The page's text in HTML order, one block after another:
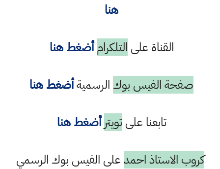
هنا
القناة على التلكرام أضغط هنا
صفحة الفيس بوك الرسميةأضغط هنا
تابعنا علىتويتر أضغط هنا
كروب الاستاذ احمدعلى الفيس بوك الرسمي